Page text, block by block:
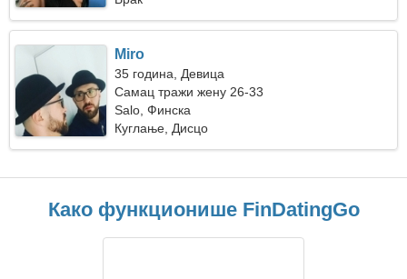
Miro
35 година, Девица
Самац тражи жену 26-33
Salo, Финска
Куглање, Дисцо
Како функционише FinDatingGo